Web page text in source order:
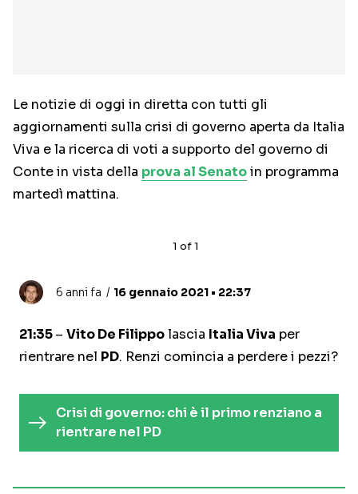
Le notizie di oggi in diretta con tutti gli
aggiornamenti sulla crisi di governo aperta da Italia
Viva e la ricerca di voti a supporto del governo di
Conte in vista della prova al Senatoin programma
martedì mattina.
1 of1
6 anni fa 16 gennaio 2021 • 22:37
21:35– Vito De Filippolascia Italia Viva per
rientrare nel PD. Renzi comincia a perdere i pezzi?
Crisi di governo: chi è il primo renziano a
rientrare nel PD